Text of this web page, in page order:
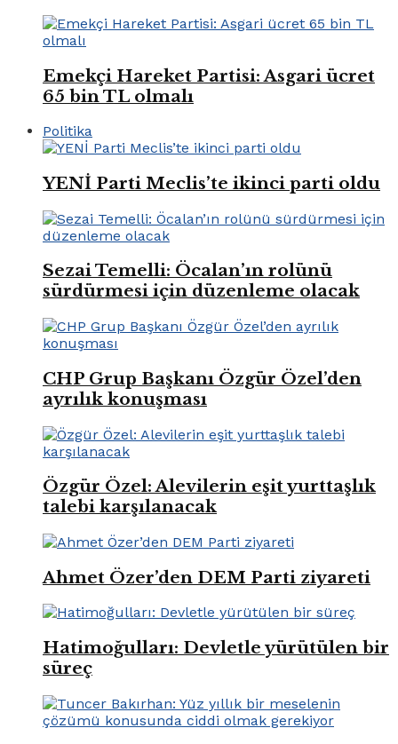
Emekçi Hareket Partisi: Asgari ücret
65 bin TL olmalı
Politika
YENİ Parti Meclis’te ikinci parti oldu
Sezai Temelli: Öcalan’ın rolünü
sürdürmesi için düzenleme olacak
CHP Grup Başkanı Özgür Özel’den
ayrılık konuşması
Özgür Özel: Alevilerin eşit yurttaşlık
talebi karşılanacak
Ahmet Özer’den DEM Parti ziyareti
Hatimoğulları: Devletle yürütülen bir
süreç